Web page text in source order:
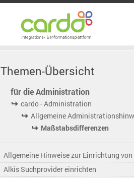
Themen-Übersicht
für die Administration
cardo - Administration
Allgemeine
Maßstabsdifferenzen
Allgemeine Hinweise zur Einrichtung
Alkis Suchprovider einrichten